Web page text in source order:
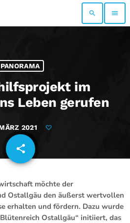
search menu
PANORAMA
im
Leben gerufen
2021
share
email
möchte der
Ostallgäu den äußerst wertvollen
erhalten und fördern. Dazu wurde
Ostallgäu“ initiiert, das